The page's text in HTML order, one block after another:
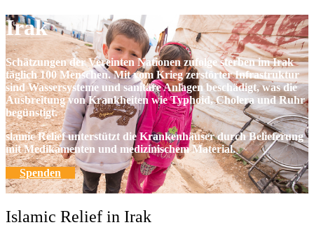
Irak
Schätzungen der Vereinten Nationen zufolge sterben im Irak
täglich 100 Menschen. Mit vom Krieg zerstörter Infrastruktur
sind Wassersysteme und sanitäre Anlagen beschädigt, was die
Ausbreitung von Krankheiten wie Typhoid, Cholera und Ruhr
begünstigt.
slamic Relief unterstützt die Krankenhäuser durch Belieferung
mit Medikamenten und medizinischem Material.
Spenden
Islamic Relief in Irak